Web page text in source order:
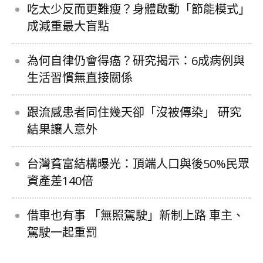
吃太少反而更難瘦？身體啟動「節能模式」
成減重最大盲點
為何自律仍會得癌？研究揭示：6成病例與
生活習慣無直接關係
跟流感患者同住幾天卻「沒被傳染」 研究
結果讓人意外
台灣貧富結構曝光：頂端人口與後50%民眾
資產差140倍
借車也有事 「無照駕駛」新制上路 車主、
駕駛一起重罰